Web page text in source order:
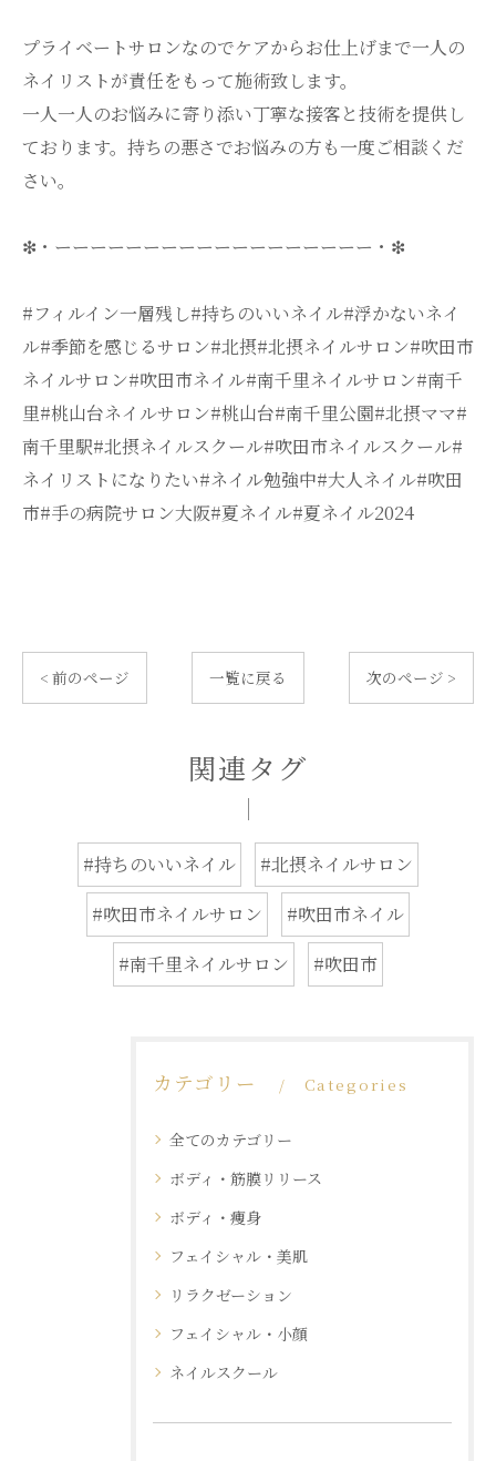
プライベートサロンなのでケアからお仕上げまで一人の
ネイリストが責任をもって施術致します。
一人一人のお悩みに寄り添い丁寧な接客と技術を提供し
ております。持ちの悪さでお悩みの方も一度ご相談くだ
さい。
❇・ーーーーーーーーーーーーーーーーーー・❇
#フィルイン一層残し#持ちのいいネイル#浮かないネイ
ル#季節を感じるサロン#北摂#北摂ネイルサロン#吹田市
ネイルサロン#吹田市ネイル#南千里ネイルサロン#南千
里#桃山台ネイルサロン#桃山台#南千里公園#北摂ママ#
南千里駅#北摂ネイルスクール#吹田市ネイルスクール#
ネイリストになりたい#ネイル勉強中#大人ネイル#吹田
市#手の病院サロン大阪#夏ネイル#夏ネイル2024
< 前のページ 一覧に戻る 次のページ >
関連タグ
#持ちのいいネイル
#北摂ネイルサロン
#吹田市ネイルサロン
#吹田市ネイル
#南千里ネイルサロン
#吹田市
カテゴリー Categories
全てのカテゴリー
ボディ・筋膜リリース
ボディ・痩身
フェイシャル・美肌
リラクゼーション
フェイシャル・小顔
ネイルスクール